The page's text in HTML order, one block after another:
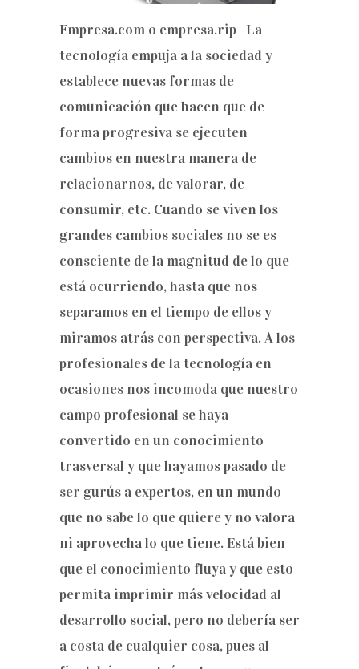
Empresa.com o empresa.rip La
tecnología empuja a la sociedad y
establece nuevas formas de
comunicación que hacen que de
forma progresiva se ejecuten
cambios en nuestra manera de
relacionarnos, de valorar, de
consumir, etc. Cuando se viven los
grandes cambios sociales no se es
consciente de la magnitud de lo que
está ocurriendo, hasta que nos
separamos en el tiempo de ellos y
miramos atrás con perspectiva. A los
profesionales de la tecnología en
ocasiones nos incomoda que nuestro
campo profesional se haya
convertido en un conocimiento
trasversal y que hayamos pasado de
ser gurús a expertos, en un mundo
que no sabe lo que quiere y no valora
ni aprovecha lo que tiene. Está bien
que el conocimiento fluya y que esto
permita imprimir más velocidad al
desarrollo social, pero no debería ser
a costa de cualquier cosa, pues al